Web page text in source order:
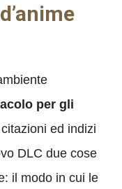
per gli
ed indizi
DLC due cose
il modo in cui le